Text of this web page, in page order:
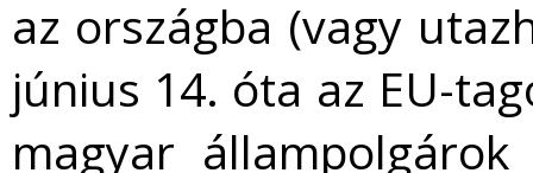
az országba (vagy
június 14. óta az EU-
magyar